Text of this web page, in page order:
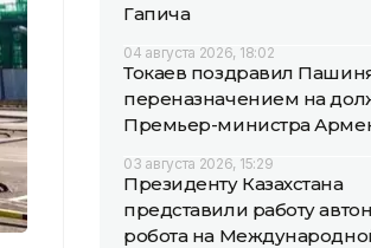
Гапича
04 августа 2026, 18:02
Токаев поздравил
переназначением на
Премьер-министра
03 августа 2026, 15:29
Президенту Казахстана
представили работу
робота на